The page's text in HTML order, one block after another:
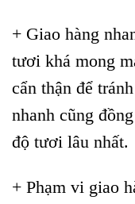
+ Giao hàng
tươi khá mong
cẩn thận để
nhanh cũng
độ tươi lâu nhất.
+ Phạm vi giao